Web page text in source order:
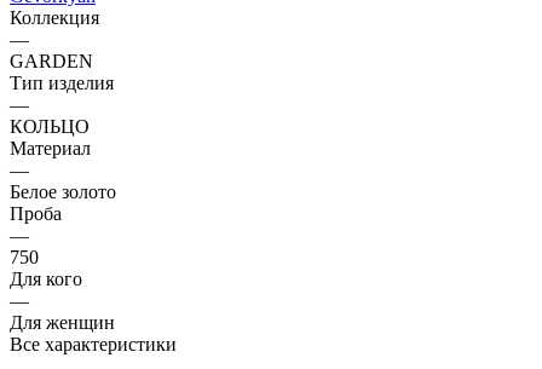
Коллекция
—
GARDEN
Тип изделия
—
КОЛЬЦО
Материал
—
Белое золото
Проба
—
750
Для кого
—
Для женщин
Все характеристики